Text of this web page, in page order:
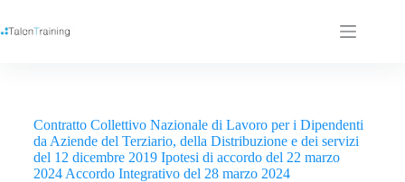
Contratto Collettivo Nazionale di Lavoro per i Dipendenti
da Aziende del Terziario, della Distribuzione e dei servizi
del 12 dicembre 2019 Ipotesi di accordo del 22 marzo
2024 Accordo Integrativo del 28 marzo 2024